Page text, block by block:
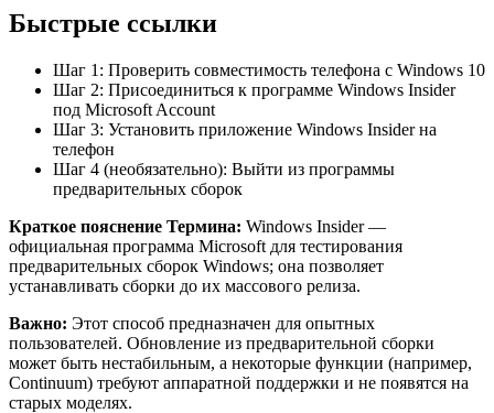
Быстрые ссылки
Шаг 1: Проверить совместимость телефона с Windows 10
Шаг 2: Присоединиться к программе Windows Insider
под Microsoft Account
Шаг 3: Установить приложение Windows Insider на
телефон
Шаг 4 (необязательно): Выйти из программы
предварительных сборок
Краткое пояснение Термина: Windows Insider —
официальная программа Microsoft для тестирования
предварительных сборок Windows; она позволяет
устанавливать сборки до их массового релиза.
Важно: Этот способ предназначен для опытных
пользователей. Обновление из предварительной сборки
может быть нестабильным, а некоторые функции (например,
Continuum) требуют аппаратной поддержки и не появятся на
старых моделях.